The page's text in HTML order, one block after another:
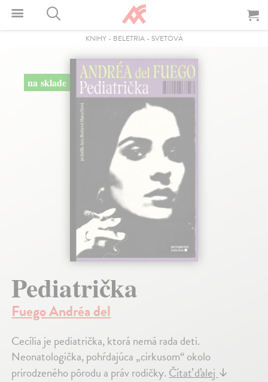
KNIHY- BELETRIA- SVETOVÁ
na sklade
Pediatrička
Fuego Andréa del
Cecília je pediatrička, ktorá nemá rada deti.
Neonatologička, pohŕdajúca „cirkusom“ okolo
prirodzeného pôrodu a práv rodičky. Čítať ďalej ↓